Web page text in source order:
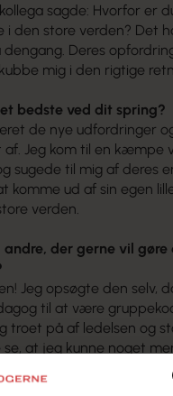
sagde: Hvorfor er
i den store verden? Det
Deres
mig i den rigtige
bedste ved dit spring?
de nye udfordringer
Jeg kom til en kæmpe
sugede til mig af deres
komme ud af sin egen
verden.
der gerne vil gøre
Jeg opsøgte den selv,
til at være
troet på af ledelsen og
se, at jeg kunne noget
så viser man også, at
skal få øje på én, men